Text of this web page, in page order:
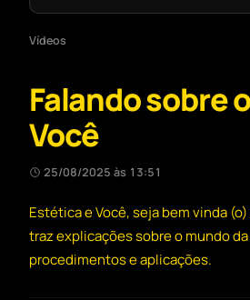
Vídeos
Falando sobre
Você
25/08/2025 às 13:51
Estética e Você, seja bem vinda
traz explicações sobre o mundo
procedimentos e aplicações.